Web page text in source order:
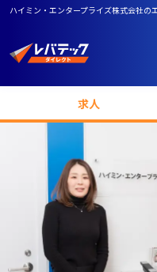
ハイミン・エンタープライズ株式会社
求人